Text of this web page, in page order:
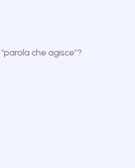
che agisce”?